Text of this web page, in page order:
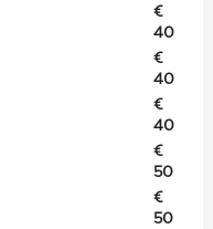
€
40
€
40
€
40
€
50
€
50